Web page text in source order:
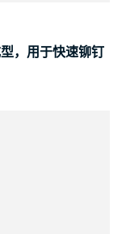
，用于快速铆钉